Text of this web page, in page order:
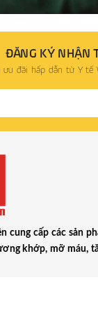
ĐĂNG KÝ NHẬN
ưu đãi hấp dẫn từ Y tế
cung cấp các sản
khớp, mỡ máu,